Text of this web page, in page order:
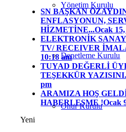
Yönetim Kurulu
Denetleme Kurulu
Onur Kurulu
SN BAŞKAN
ENFLASYONUN,
HİZMETİNE...Ocak
ELEKTRONİK
TV/ RECEIVER
10:18 am
TUYAD DEĞERLİ
TEŞEKKÜR
pm
ARAMIZA HOŞ
HABERLEŞME !Ocak
Yeni